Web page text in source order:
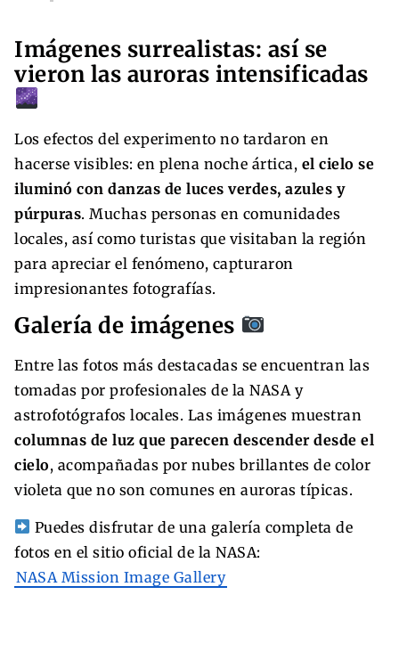
Imágenes surrealistas: así se
vieron las auroras intensificadas
Los efectos del experimento no tardaron en
hacerse visibles: en plena noche ártica, el cielo se
iluminó con danzas de luces verdes, azules y
púrpuras. Muchas personas en comunidades
locales, así como turistas que visitaban la región
para apreciar el fenómeno, capturaron
impresionantes fotografías.
Galería de imágenes
Entre las fotos más destacadas se encuentran las
tomadas por profesionales de la NASA y
astrofotógrafos locales. Las imágenes muestran
columnas de luz que parecen descender desde el
cielo, acompañadas por nubes brillantes de color
violeta que no son comunes en auroras típicas.
Puedes disfrutar de una galería completa de
fotos en el sitio oficial de la NASA:
NASA Mission Image Gallery